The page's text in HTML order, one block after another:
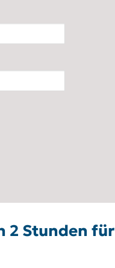
2 Stunden für